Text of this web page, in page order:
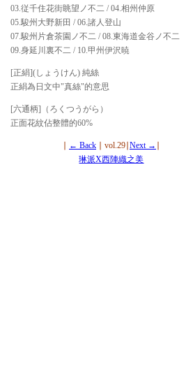
03.従千住花街眺望ノ不二 / 04.相州仲原
05.駿州大野新田 / 06.諸人登山
07.駿州片倉茶園ノ不二 / 08.東海道金谷ノ不二
09.身延川裏不二 / 10.甲州伊沢暁
[正絹](しょうけん) 純絲
正絹為日文中"真絲"的意思
[六通柄]（ろくつうがら）
正面花紋佔整體的60%
← Back ∣ vol.29∣ Next →
琳派X西陣織之美